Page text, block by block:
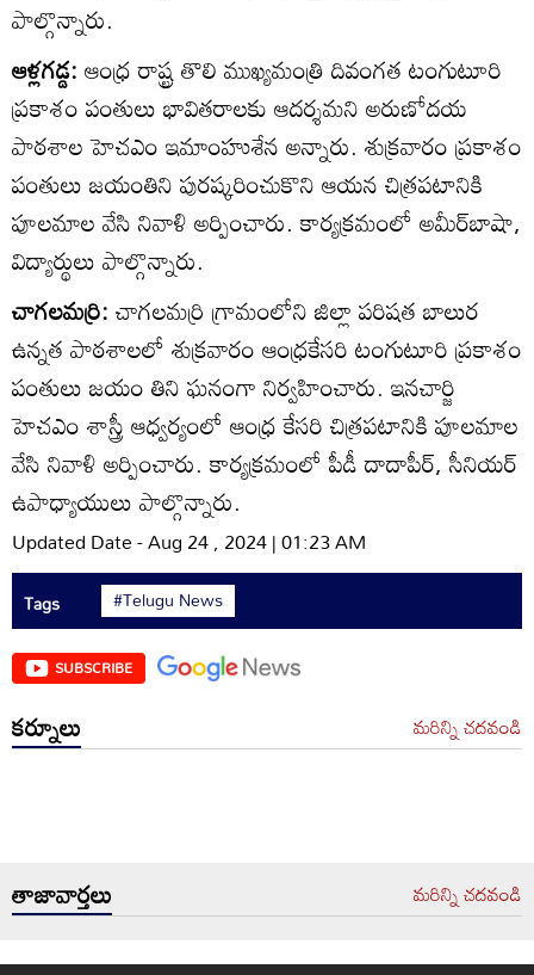
పాల్గొన్నారు.
ఆళ్లగడ్డ:ఆంధ్ర రాష్ట్ర తొలి ముఖ్యమంత్రి దివంగత టంగుటూరి
ప్రకాశం పంతులు భావితరాలకు ఆదర్శమని అరుణోదయ
పాఠశాల హెచఎం ఇమాంహుశేన అన్నారు. శుక్రవారం ప్రకాశం
పంతులు జయంతిని పురష్కరించుకొని ఆయన చిత్రపటానికి
పూలమాల వేసి నివాళి అర్పించారు. కార్యక్రమంలో అమీర్‌బాషా,
విద్యార్థులు పాల్గొన్నారు.
చాగలమర్రి:చాగలమర్రి గ్రామంలోని జిల్లా పరిషత బాలుర
ఉన్నత పాఠశాలలో శుక్రవారం ఆంధ్రకేసరి టంగుటూరి ప్రకాశం
పంతులు జయం తిని ఘనంగా నిర్వహించారు. ఇనచార్జి
హెచఎం శాస్త్రీ ఆధ్వర్యంలో ఆంధ్ర కేసరి చిత్రపటానికి పూలమాల
వేసి నివాళి అర్పించారు. కార్యక్రమంలో పీడీ దాదాపీర్‌, సీనియర్‌
ఉపాధ్యాయులు పాల్గొన్నారు.
Updated Date - Aug 24 , 2024 | 01:23 AM
Tags #Telugu News
SUBSCRIBE
కర్నూలు మరిన్ని చదవండి
తాజావార్తలు మరిన్ని చదవండి